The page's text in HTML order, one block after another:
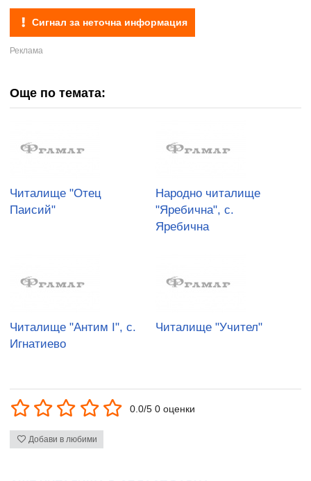
Сигнал за неточна информация
Още по темата:
Читалище "Отец
Паисий"
Народно читалище
"Яребична", с.
Яребична
Читалище "Антим І", с.
Игнатиево
Читалище "Учител"
0.0/5 0 оценки
Добави в любими